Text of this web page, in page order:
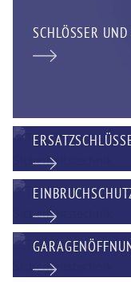
SCHLÖSSER